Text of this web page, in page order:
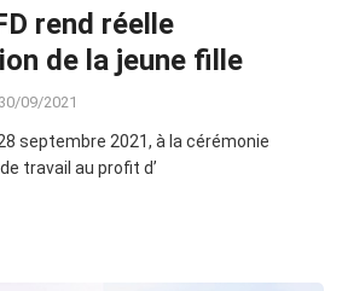
rend réelle
de la jeune fille
30/09/2021
28 septembre 2021, à la cérémonie
travail au profit d’